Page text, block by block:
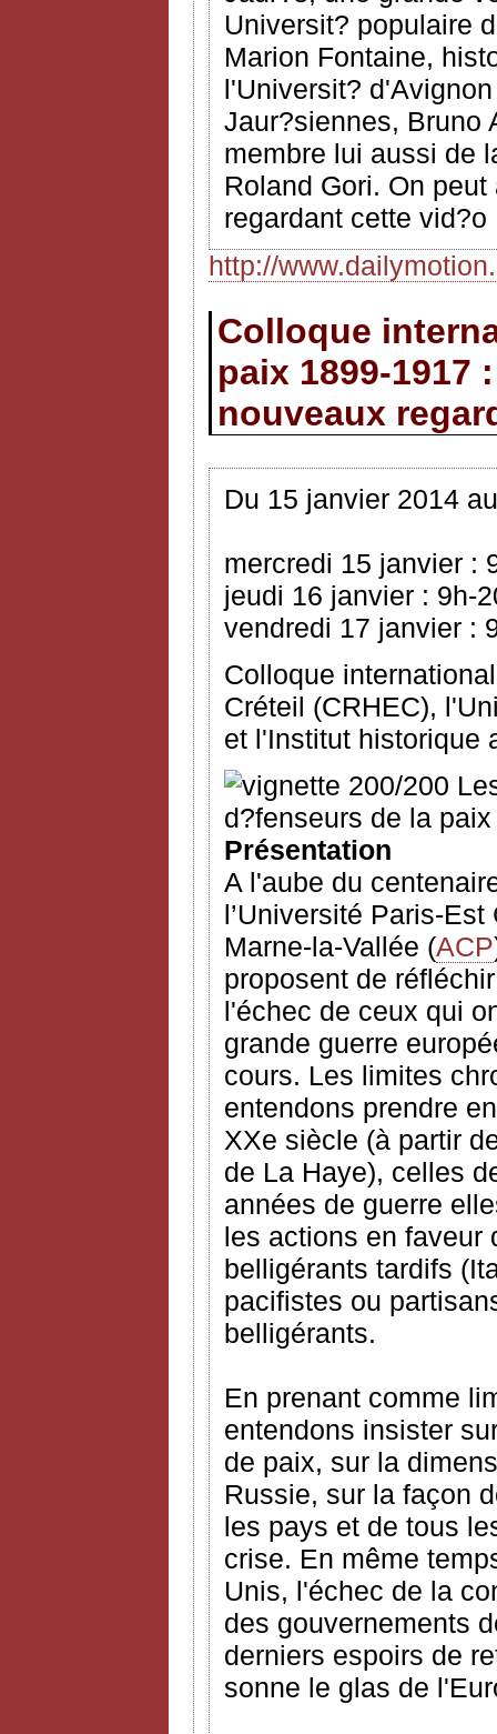
Universit? populaire
Marion Fontaine,
l'Universit?
Jaur?siennes, Bruno
membre lui aussi de
Roland Gori. On
regardant cette vid?o
http://
Colloque
paix 1899-1917
nouveaux
Du 15 janvier 2014
mercredi 15 janvier :
jeudi 16 janvier : 9h-
vendredi 17 janvier :
Colloque
Créteil (CRHEC),
et l'Institut historique
Présentation
A l'aube du
l’Université Paris-Est
Marne-la-Vallée (ACP
proposent de
l'échec de ceux qui
grande guerre
cours. Les limites
entendons prendre
XXe siècle (à partir
de La Haye), celles
années de guerre
les actions en faveur
belligérants tardifs
pacifistes ou
belligérants.
En prenant comme
entendons insister
de paix, sur la
Russie, sur la façon
les pays et de tous
crise. En même
Unis, l'échec de la
des gouvernements
derniers espoirs de
sonne le glas de